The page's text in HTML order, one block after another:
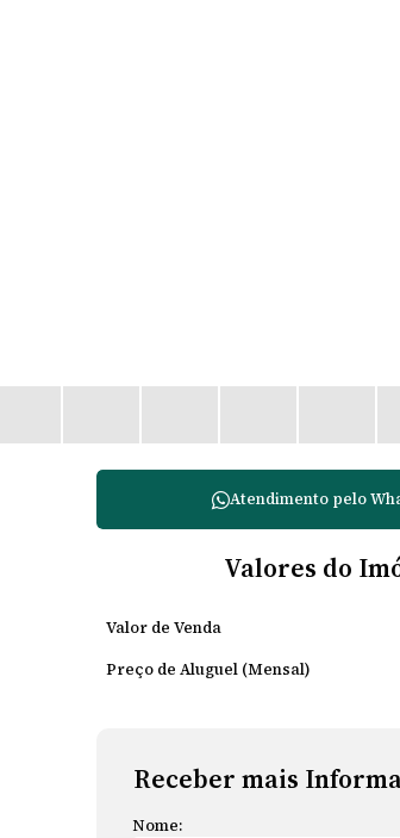
Atendimento pelo
Valores do
Valor de Venda
Preço de Aluguel (Mensal)
Receber mais
Nome: